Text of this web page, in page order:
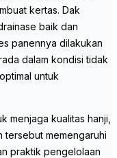
kertas. Dak
baik dan
panennya dilakukan
dalam kondisi tidak
untuk
menjaga kualitas hanji,
tersebut memengaruhi
praktik pengelolaan